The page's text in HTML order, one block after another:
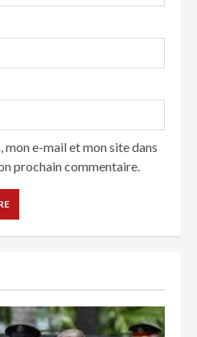
mon e-mail et mon site dans
prochain commentaire.